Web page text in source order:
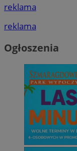
reklama
reklama
Ogłoszenia